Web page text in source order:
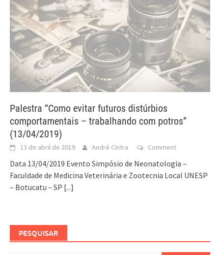
Palestra “Como evitar futuros distúrbios
comportamentais – trabalhando com potros”
(13/04/2019)
13 de abril de 2019 André Cintra Comment
Data 13/04/2019 Evento Simpósio de Neonatologia –
Faculdade de Medicina Veterinária e Zootecnia Local UNESP
– Botucatu – SP [...]
PESQUISAR